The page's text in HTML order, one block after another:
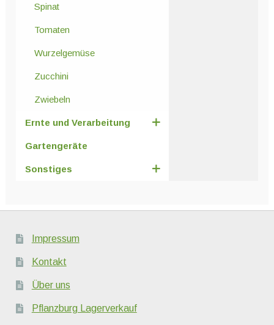
Spinat
Tomaten
Wurzelgemüse
Zucchini
Zwiebeln
Ernte und Verarbeitung
Gartengeräte
Sonstiges
Impressum
Kontakt
Über uns
Pflanzburg Lagerverkauf